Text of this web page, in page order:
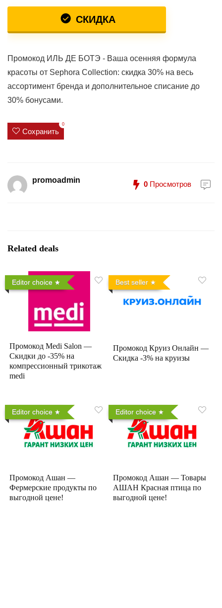
СКИДКА
Промокод ИЛЬ ДЕ БОТЭ - Ваша осенняя формула
красоты от Sephora Collection: скидка 30% на весь
ассортимент бренда и дополнительное списание до
30% бонусами.
Сохранить
0
promoadmin 0 Просмотров
Related deals
Editor choice
Промокод Medi Salon —
Скидки до -35% на
компрессионный трикотаж
medi
Best seller
Промокод Круиз Онлайн —
Скидка -3% на круизы
Editor choice
Промокод Ашан —
Фермерские продукты по
выгодной цене!
Editor choice
Промокод Ашан — Товары
АШАН Красная птица по
выгодной цене!